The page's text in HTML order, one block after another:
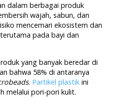
dalam berbagai produk
wajah, sabun, dan
mencemari ekosistem dan
pada bayi dan
yang banyak beredar di
bahwa 58% di antaranya
. Partikel plastik ini
melalui pori-pori kulit.